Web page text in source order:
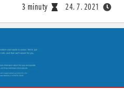
3 minuty 24. 7. 2021